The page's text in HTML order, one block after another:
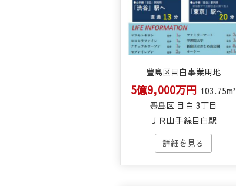
豊島区目白事業用地
5億9,000万円 103.75m²
豊島区 目白 3丁目
ＪＲ山手線目白駅